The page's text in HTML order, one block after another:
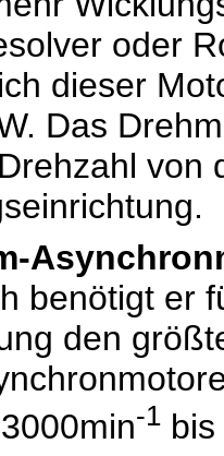
oder
dieser
Das
von
benötigt er
den
-1